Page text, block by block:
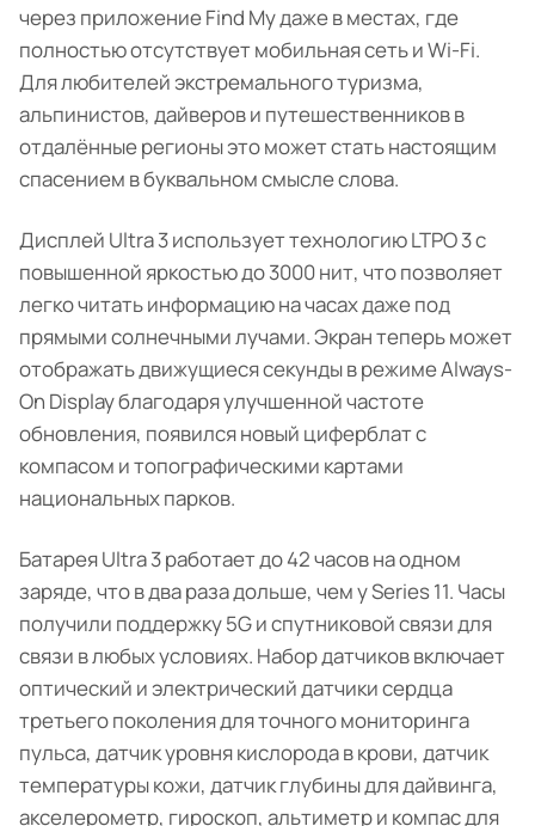
через приложение Find My даже в местах, где
полностью отсутствует мобильная сеть и Wi-Fi.
Для любителей экстремального туризма,
альпинистов, дайверов и путешественников в
отдалённые регионы это может стать настоящим
спасением в буквальном смысле слова.
Дисплей Ultra 3 использует технологию LTPO 3 с
повышенной яркостью до 3000 нит, что позволяет
легко читать информацию на часах даже под
прямыми солнечными лучами. Экран теперь может
отображать движущиеся секунды в режиме Always-
On Display благодаря улучшенной частоте
обновления, появился новый циферблат с
компасом и топографическими картами
национальных парков.
Батарея Ultra 3 работает до 42 часов на одном
заряде, что в два раза дольше, чем у Series 11. Часы
получили поддержку 5G и спутниковой связи для
связи в любых условиях. Набор датчиков включает
оптический и электрический датчики сердца
третьего поколения для точного мониторинга
пульса, датчик уровня кислорода в крови, датчик
температуры кожи, датчик глубины для дайвинга,
акселерометр, гироскоп, альтиметр и компас для